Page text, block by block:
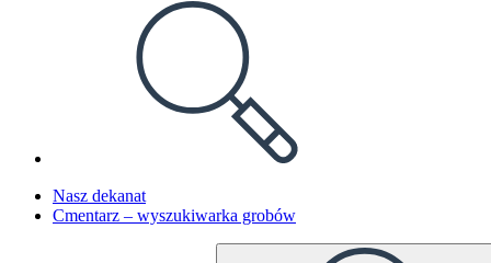
Nasz dekanat
Cmentarz – wyszukiwarka grobów